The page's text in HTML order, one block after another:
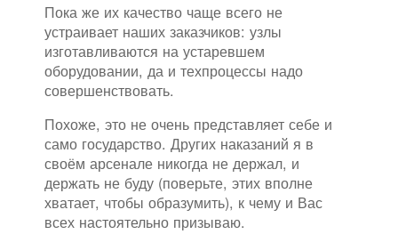
Пока же их качество чаще всего не
устраивает наших заказчиков: узлы
изготавливаются на устаревшем
оборудовании, да и техпроцессы надо
совершенствовать.
Похоже, это не очень представляет себе и
само государство. Других наказаний я в
своём арсенале никогда не держал, и
держать не буду (поверьте, этих вполне
хватает, чтобы образумить), к чему и Вас
всех настоятельно призываю.